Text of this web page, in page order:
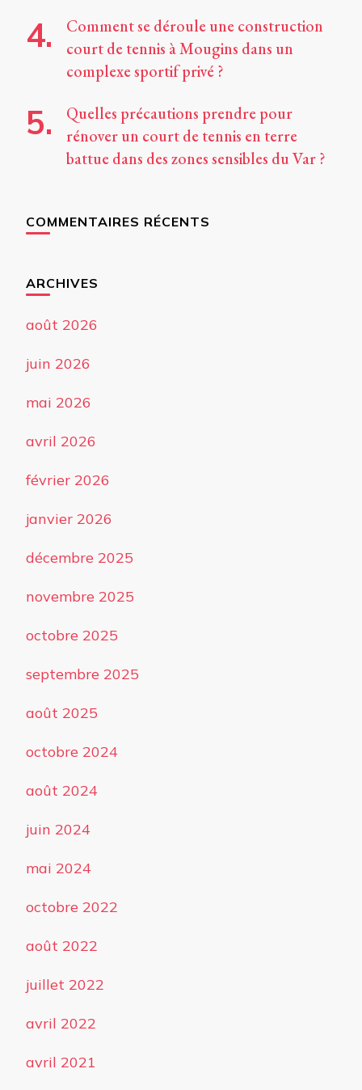
Comment se déroule une construction
court de tennis à Mougins dans un
complexe sportif privé ?
Quelles précautions prendre pour
rénover un court de tennis en terre
battue dans des zones sensibles du Var ?
COMMENTAIRES RÉCENTS
ARCHIVES
août 2026
juin 2026
mai 2026
avril 2026
février 2026
janvier 2026
décembre 2025
novembre 2025
octobre 2025
septembre 2025
août 2025
octobre 2024
août 2024
juin 2024
mai 2024
octobre 2022
août 2022
juillet 2022
avril 2022
avril 2021